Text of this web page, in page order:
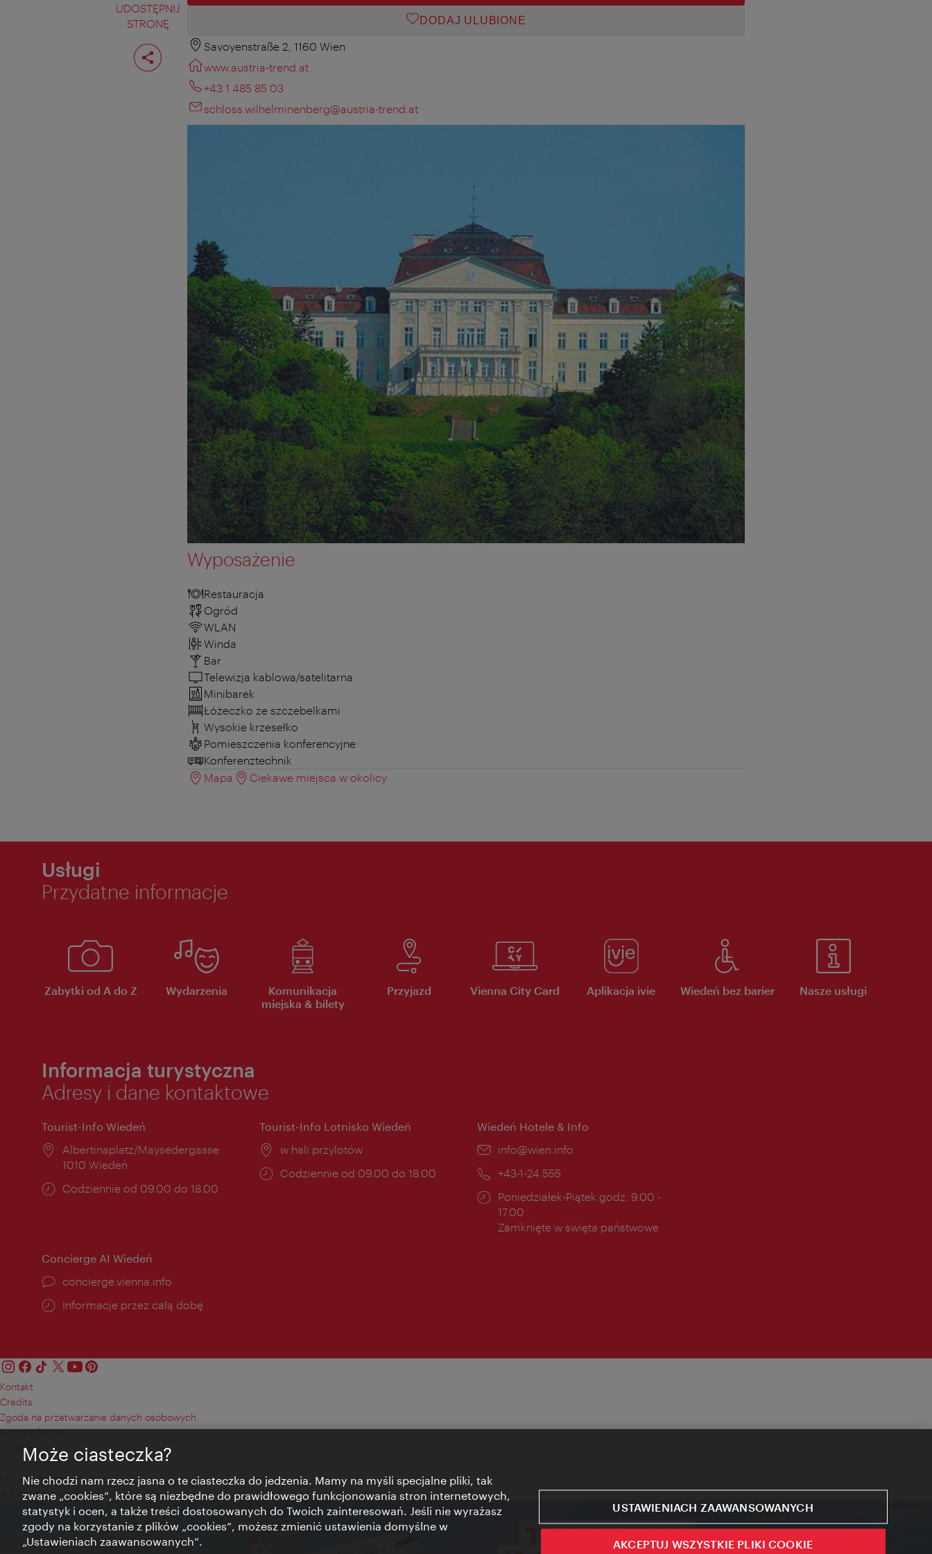
UDOSTĘPNIJ
STRONĘ
Podziel
stronę
DODAJ ULUBIONE
Savoyenstraße 2, 1160 Wien
www.austria-trend.at
+43 1 485 85 03
schloss.wilhelminenberg@austria-trend.at
Wyposażenie
Restauracja
Ogród
WLAN
Winda
Bar
Telewizja kablowa/satelitarna
Minibarek
Łóżeczko ze szczebelkami
Wysokie krzesełko
Pomieszczenia konferencyjne
Konferenztechnik
Mapa
Ciekawe miejsca w okolicy
Usługi
Przydatne informacje
Zabytki od A do Z Wydarzenia
Komunikacja
miejska & bilety
Przyjazd Vienna City Card Aplikacja ivie Wiedeń bez barier Nasze usługi
Informacja turystyczna
Adresy i dane kontaktowe
Tourist-Info Wiedeń
Miejsce:
Albertinaplatz/Maysedergasse
1010 Wiedeń
Godziny
Codziennie od 09.00 do 18.00
Tourist-Info Lotnisko Wiedeń
Miejsce:
w hali przylotów
Godziny
Codziennie od 09.00 do 18.00
Wiedeń Hotele & Info
E-
info@wien.info
Telefon:
+43-1-24 555
Godziny
otwarcia:
Poniedziałek-Piątek godz. 9.00 -
17.00
Zamknięte w święta państwowe
Concierge AI Wiedeń
concierge.vienna.info
Informacje przez całą dobę
Kontakt
Credits
Zgoda na przetwarzanie danych osobowych
Terms of Use
Dostępność
Kontakt prasowy
Ustawienia cookies
© Copyright Wien Tourismus
Może ciasteczka?
Nie chodzi nam rzecz jasna o te ciasteczka do jedzenia. Mamy na myśli specjalne pliki, tak
zwane „cookies”, które są niezbędne do prawidłowego funkcjonowania stron internetowych,
statystyk i ocen, a także treści dostosowanych do Twoich zainteresowań. Jeśli nie wyrażasz
zgody na korzystanie z plików „cookies”, możesz zmienić ustawienia domyślne w
„Ustawieniach zaawansowanych”.
USTAWIENIACH ZAAWANSOWANYCH
AKCEPTUJ WSZYSTKIE PLIKI COOKIE